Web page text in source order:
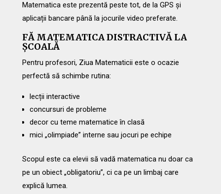
Matematica este prezentă peste tot, de la GPS și
aplicații bancare până la jocurile video preferate.
FĂ MATEMATICA DISTRACTIVĂ LA
ȘCOALĂ
Pentru profesori, Ziua Matematicii este o ocazie
perfectă să schimbe rutina:
lecții interactive
concursuri de probleme
decor cu teme matematice în clasă
mici „olimpiade” interne sau jocuri pe echipe
Scopul este ca elevii să vadă matematica nu doar ca
pe un obiect „obligatoriu”, ci ca pe un limbaj care
explică lumea.